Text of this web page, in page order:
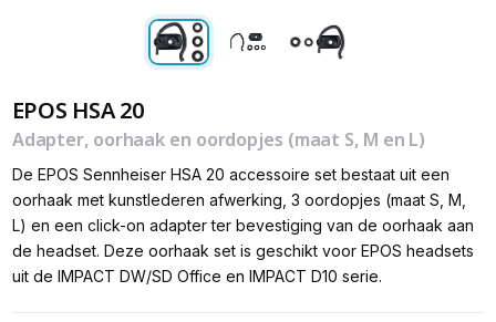
EPOS HSA 20
Adapter, oorhaak en oordopjes (maat S, M en L)
De EPOS Sennheiser HSA 20 accessoire set bestaat uit een
oorhaak met kunstlederen afwerking, 3 oordopjes (maat S, M,
L) en een click-on adapter ter bevestiging van de oorhaak aan
de headset. Deze oorhaak set is geschikt voor EPOS headsets
uit de IMPACT DW/SD Office en IMPACT D10 serie.